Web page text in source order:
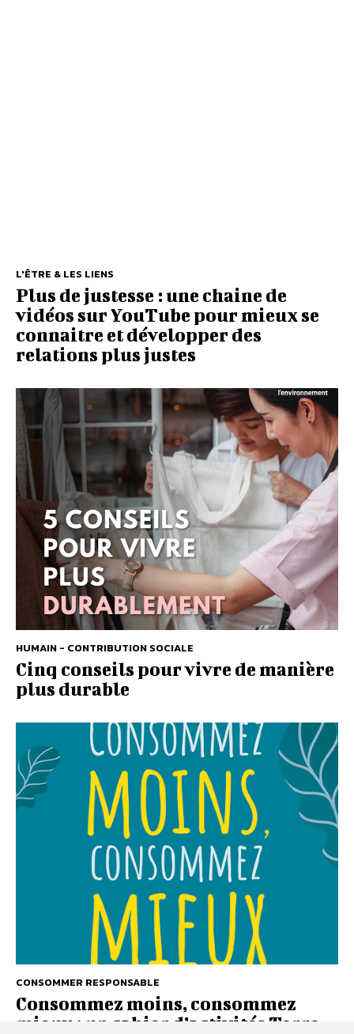
L'ÊTRE & LES LIENS
Plus de justesse : une chaine de
vidéos sur YouTube pour mieux se
connaitre et développer des
relations plus justes
HUMAIN - CONTRIBUTION SOCIALE
Cinq conseils pour vivre de manière
plus durable
CONSOMMER RESPONSABLE
Consommez moins, consommez
mieux : un cahier d’activités Terre